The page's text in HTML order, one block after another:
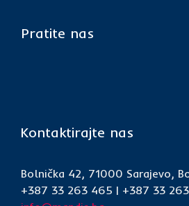
Pratite nas
Kontaktirajte nas
Bolnička 42, 71000 Sarajevo,
+387 33 263 465 | +387 33